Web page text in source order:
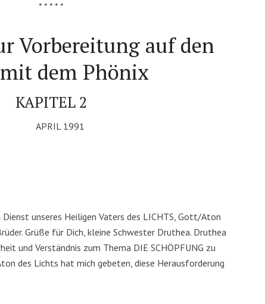
* * * * *
Vorbereitung auf den
dem Phönix
KAPITEL 2
APRIL 1991
Dienst unseres Heiligen Vaters des LICHTS, Gott/Aton
Grüße für Dich, kleine Schwester Druthea. Druthea
und Verständnis zum Thema DIE SCHÖPFUNG zu
des Lichts hat mich gebeten, diese Herausforderung